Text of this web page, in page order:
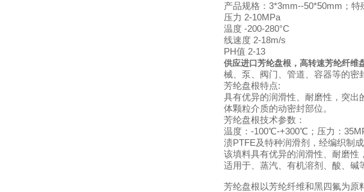
产品规格：3*3mm--50*50mm；特
压力 2-10MPa
温度 -200-280°C
线速度 2-18m/s
PH值 2-13
供应进口芳纶盘根，高转速芳纶纤维
械、泵、阀门、管道、容器等的密
芳纶盘根特点:
具有优异的润滑性、耐磨性，突出
体颗粒介质的动密封部位。
芳纶盘根技术参数：
温度：-100℃-+300℃；压力：
渍PTFE及特种润滑剂，经编织制
该填料具有优异的润滑性、耐磨性
适用于、蒸汽、有机溶剂、酸、碱
芳纶盘根以芳纶纤维和黑四氟为原